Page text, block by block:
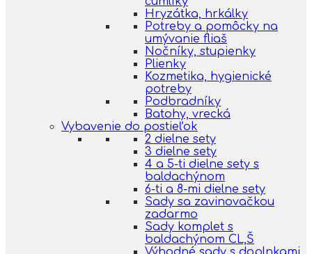
Hryzátka, hrkálky
Potreby a pomôcky na
umývanie fliaš
Nočníky, stupienky
Plienky
Kozmetika, hygienické
potreby
Podbradníky
Batohy, vrecká
Vybavenie do postieľok
2 dielne sety
3 dielne sety
4 a 5-ti dielne sety s
baldachýnom
6-ti a 8-mi dielne sety
Sady sa zavinovačkou
zadarmo
Sady komplet s
baldachýnom CL,Š